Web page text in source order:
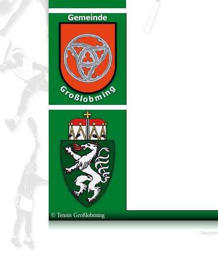
© Tennis Großlobming